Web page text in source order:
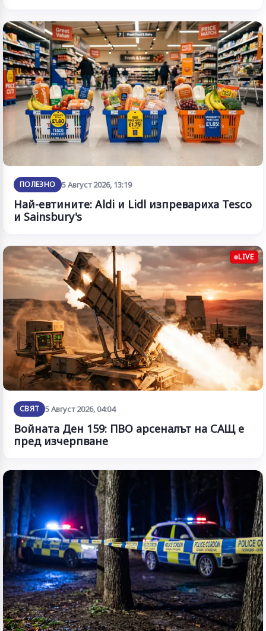
ПОЛЕЗНО 5 Август 2026, 13:19
Най-евтините: Aldi и Lidl изпревариха Tesco
и Sainsbury's
LIVE
СВЯТ 5 Август 2026, 04:04
Войната Ден 159: ПВО арсеналът на САЩ е
пред изчерпване